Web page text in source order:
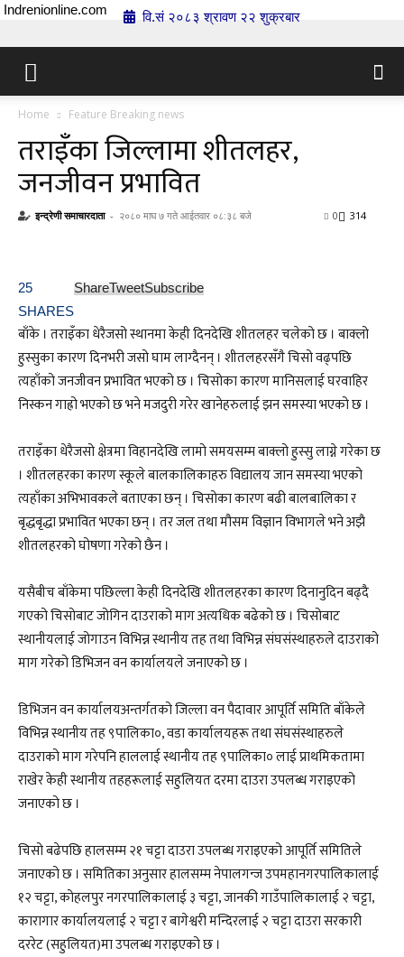
Indrenionline.com वि.सं २०८३ श्रावण २२ शुक्रबार
Home Feature Breaking news
तराइँका जिल्लामा शीतलहर,
जनजीवन प्रभावित
इन्द्रेणी समाचारदाता - २०८० माघ ७ गते आईतवार ०८:३८ बजे 314
0
25
SHARES
ShareTweetSubscribe
बाँके । तराइँका धेरैजसो स्थानमा केही दिनदेखि शीतलहर चलेको छ । बाक्लो
हुस्सुका कारण दिनभरी जसो घाम लाग्दैनन् । शीतलहरसँगै चिसो वढ्पछि
त्यहाँको जनजीवन प्रभावित भएको छ । चिसोका कारण मानिसलाई घरवाहिर
निस्कन गाह्रो भएको छ भने मजदुरी गरेर खानेहरुलाई झन समस्या भएको छ ।
तराइँका धेरैजसो क्षेत्रमा विहानदेखि लामो समयसम्म बाक्लो हुस्सु लाग्ने गरेका छ
। शीतलहरका कारण स्कूले बालकालिकाहरु विद्यालय जान समस्या भएको
त्यहाँका अभिभावकले बताएका छन् । चिसोका कारण बढी बालबालिका र
बृद्धबृद्धा प्रभावित भएका छन् । तर जल तथा मौसम विज्ञान विभागले भने अझै
शीतलहरको घोषणा गरेको छैन ।
यसैबीच बाँकेमा पछिल्ला केही दिनदेखि शीतलहरका कारण दिनानुदिन बढ्दै
गएको चिसोबाट जोगिन दाउराको माग अत्यधिक बढेको छ । चिसोबाट
स्थानीयलाई जोगाउन विभिन्न स्थानीय तह तथा विभिन्न संघसंस्थाहरुले दाउराको
माग गरेको डिभिजन वन कार्यालयले जनाएको छ ।
डिभिजन वन कार्यालयअन्तर्गतको जिल्ला वन पैदावार आपूर्ति समिति बाँकेले
विभिन्न स्थानीय तह ९पालिका०, वडा कार्यालयहरू तथा संघसंस्थाहरुले
दाउराको माग गरेपनि हाललाई स्थानीय तह ९पालिका० लाई प्राथमिकतामा
राखेर केही स्थानीय तहहरूलाई सहुलियत दरमा दाउरा उपलब्ध गराइएको
जनाएको छ ।
चिसो बढेपछि हालसम्म २१ चट्टा दाउरा उपलब्ध गराइएको आपूर्ति समितिले
जनाएको छ । समितिका अनुसार हालसम्म नेपालगन्ज उपमहानगरपालिकालाई
१२ चट्टा, कोहलपुर नगरपालिकालाई ३ चट्टा, जानकी गाउँपालिकालाई २ चट्टा,
कारागार कार्यालयलाई २ चट्टा र बागेश्वरी मन्दिरलाई २ चट्टा दाउरा सरकारी
दररेट (सहुलियत)मा उपलब्ध गराइएको छ ।